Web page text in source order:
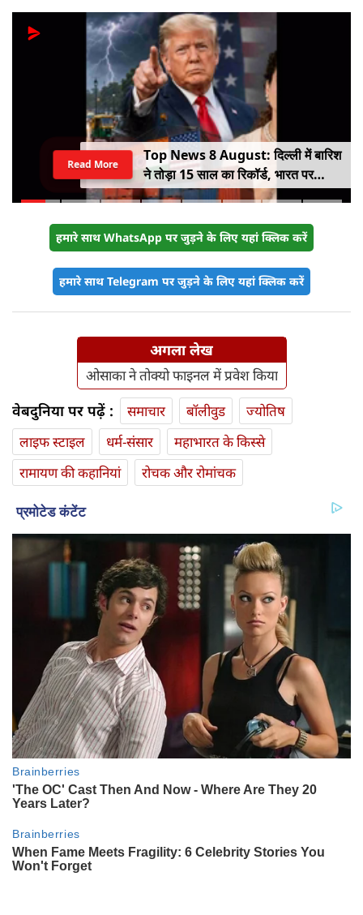
Top News 8 August: दिल्ली में बारिश
ने तोड़ा 15 साल का रिकॉर्ड, भारत पर
100% टैरिफ का खतरा; Gen Z पर कंगना
Read More
हमारे साथ WhatsApp पर जुड़ने के लिए यहां क्लिक करें
हमारे साथ Telegram पर जुड़ने के लिए यहां क्लिक करें
अगला लेख
ओसाका ने तोक्यो फाइनल में प्रवेश किया
वेबदुनिया पर पढ़ें : समाचार बॉलीवुड
ज्योतिष
लाइफ स्‍टाइल
धर्म-संसार
महाभारत के किस्से
रामायण की कहानियां
रोचक और रोमांचक